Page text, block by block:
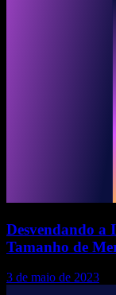
Desvendando a
Tamanho de
3 de maio de 2023